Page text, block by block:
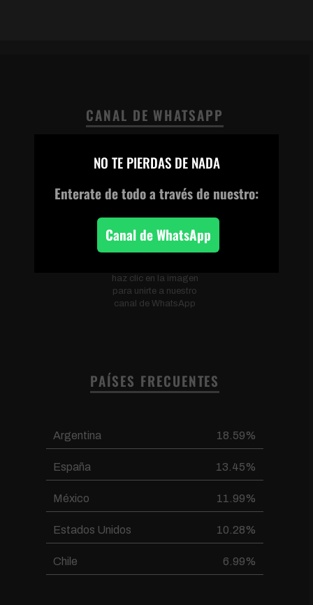
CANAL DE WHATSAPP
haz clic en la imagen
para unirte a nuestro
canal de WhatsApp
PAÍSES FRECUENTES
Argentina 18.59%
España 13.45%
México 11.99%
Estados Unidos 10.28%
Chile 6.99%
NO TE PIERDAS DE NADA
Enterate de todoa través de nuestro:
Canal de WhatsApp